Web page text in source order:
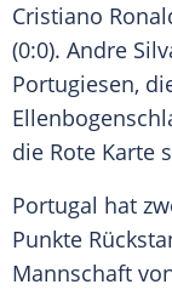
Cristiano
(0:0). Andre
Portugiesen,
die Rote Karte
Portugal hat
Punkte
Mannschaft